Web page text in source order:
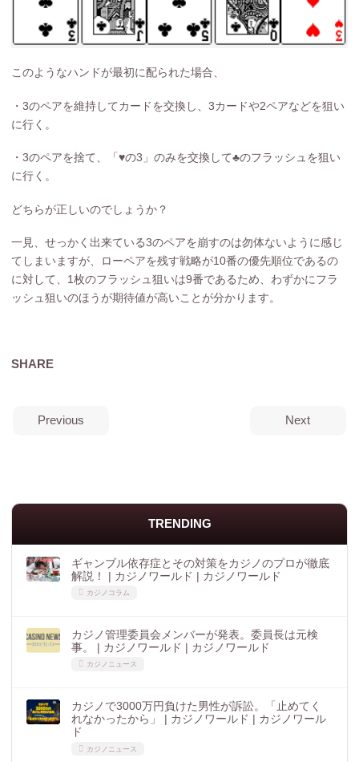
このようなハンドが最初に配られた場合、
・3のペアを維持してカードを交換し、3カードや2ペアなどを狙い
に行く。
・3のペアを捨て、「 ♥の3」のみを交換して♣のフラッシュを狙い
に行く。
どちらが正しいのでしょうか？
一見、せっかく出来ている3のペアを崩すのは勿体ないように感じ
てしまいますが、ローペアを残す戦略が10番の優先順位であるの
に対して、1枚のフラッシュ狙いは9番であるため、わずかにフラ
ッシュ狙いのほうが期待値が高いことが分かります。
SHARE
Previous Next
TRENDING
ギャンブル依存症とその対策をカジノのプロが徹底
解説！ | カジノワールド | カジノワールド
カジノコラム
カジノ管理委員会メンバーが発表。委員長は元検
事。 | カジノワールド | カジノワールド
カジノニュース
カジノで3000万円負けた男性が訴訟。「止めてく
れなかったから」 | カジノワールド | カジノワール
ド
カジノニュース